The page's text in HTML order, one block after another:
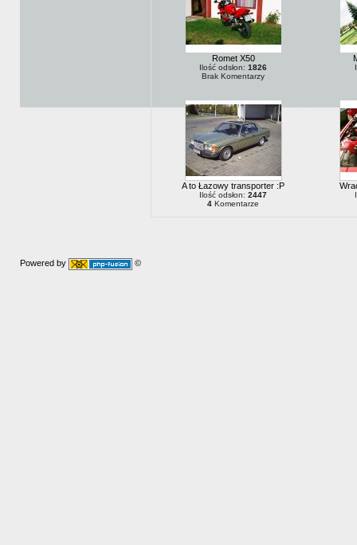
Romet X50
Ilość odsłon: 1826
Brak Komentarzy
A to Łazowy transporter :P
Ilość odsłon: 2447
4 Komentarze
Powered by ©